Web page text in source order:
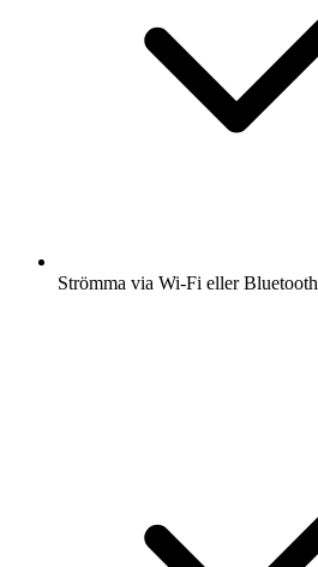
Strömma via Wi-Fi eller Bluetooth